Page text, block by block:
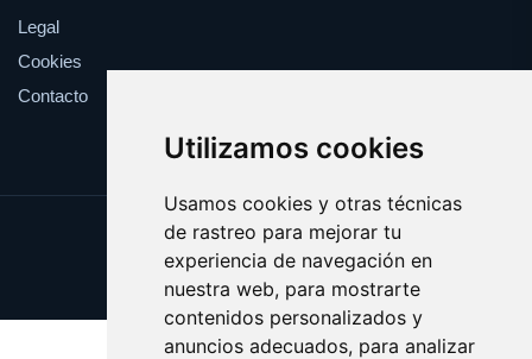
Utilizamos cookies
Usamos cookies y otras técnicas
de rastreo para mejorar tu
experiencia de navegación en
nuestra web, para mostrarte
contenidos personalizados y
anuncios adecuados, para analizar
Legal
Cookies
Contacto
Update cookies preferences
Copyright © 2025 veranito.es